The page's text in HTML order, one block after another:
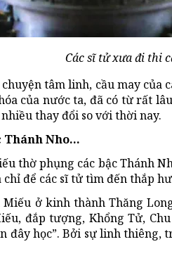
Các sĩ tử xưa đi thi
tâm linh, cầu may
của nước ta, đã có từ rất
thay đổi so với thời nay.
Thánh Nho…
thờ phụng các bậc Thánh
để các sĩ tử tìm đến thắp
ở kinh thành Thăng
đắp tượng, Khổng Tử,
đây học”. Bởi sự linh